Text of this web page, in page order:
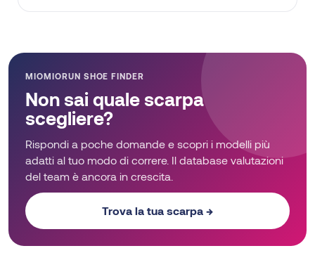
MIOMIORUN SHOE FINDER
Non sai quale scarpa
scegliere?
Rispondi a poche domande e scopri i modelli più
adatti al tuo modo di correre. Il database valutazioni
del team è ancora in crescita.
Trova la tua scarpa →